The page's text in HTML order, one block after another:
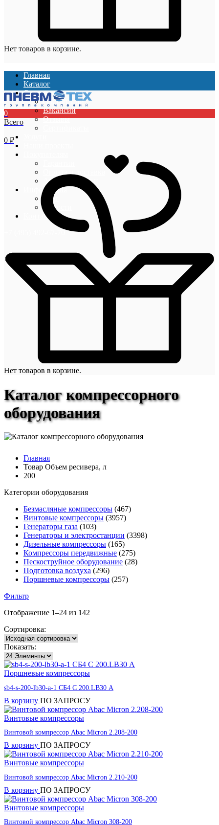
Нет товаров в корзине.
Главная
Каталог
О компании
О компании
Вакансии
Отзывы
Акции и скидки
Информация
Блог
Новости
Контакты
0
Всего
0 ₽
Нет товаров в корзине.
Каталог компрессорного
оборудования
Главная
Товар Объем ресивера, л
200
Категории оборудования
Безмасляные компрессоры (467)
Винтовые компрессоры (3957)
Генераторы газа (103)
Генераторы и электростанции (3398)
Дизельные компрессоры (165)
Компрессоры передвижные (275)
Пескоструйное оборудование (28)
Подготовка воздуха (296)
Поршневые компрессоры (257)
Фильтр
Отображение 1–24 из 142
Сортировка:
Показать:
Поршневые компрессоры
sb4-s-200-lb30-a-1 СБ4 С 200.LB30 А
В корзину ПО ЗАПРОСУ
Винтовые компрессоры
Винтовой компрессор Abac Micron 2.208-200
В корзину ПО ЗАПРОСУ
Винтовые компрессоры
Винтовой компрессор Abac Micron 2.210-200
В корзину ПО ЗАПРОСУ
Винтовые компрессоры
Винтовой компрессор Abac Micron 308-200